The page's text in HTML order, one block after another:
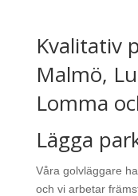
Kvalitativ
Malmö,
Lomma
Lägga
Våra golvläggare
och vi arbetar